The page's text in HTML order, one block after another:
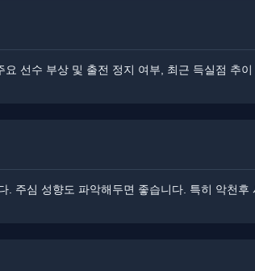
선수 부상 및 출전 정지 여부, 최근 득실점 추
주심 성향도 파악해두면 좋습니다. 특히 악천